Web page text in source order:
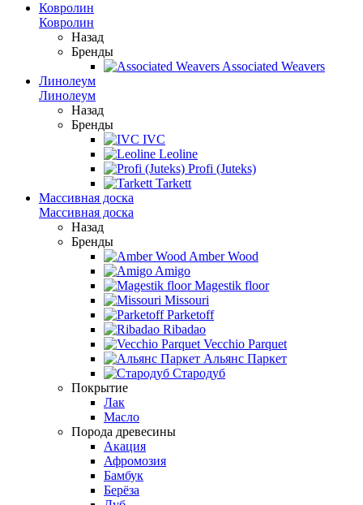
Ковролин
Ковролин
Назад
Бренды
Associated Weavers
Линолеум
Линолеум
Назад
Бренды
IVC
Leoline
Profi (Juteks)
Tarkett
Массивная доска
Массивная доска
Назад
Бренды
Amber Wood
Amigo
Magestik floor
Missouri
Parketoff
Ribadao
Vecchio Parquet
Альянс Паркет
Стародуб
Покрытие
Лак
Масло
Порода древесины
Акация
Афромозия
Бамбук
Берёза